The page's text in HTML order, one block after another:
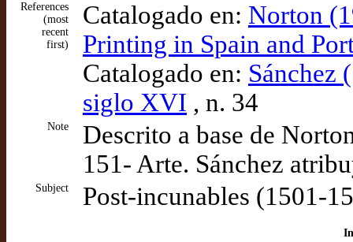
References
(most
recent
first)
Catalogado en: Norton
Printing in Spain and
Catalogado en: Sánchez
siglo XVI , n. 34
Note
Descrito a base de
151- Arte. Sánchez
Subject Post-incunables (1501-